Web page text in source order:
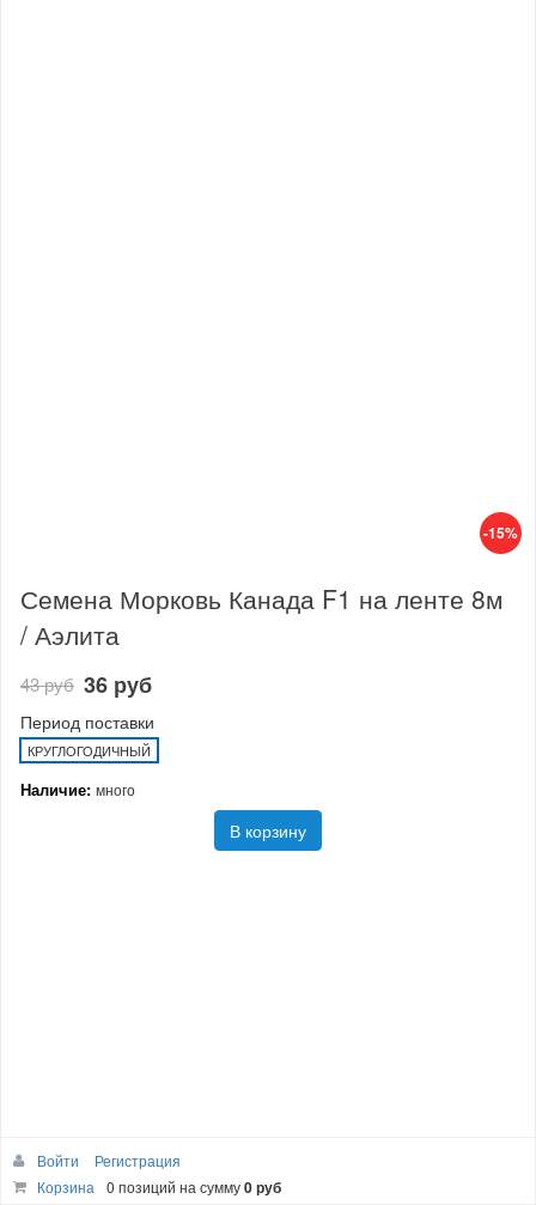
-15%
Семена Морковь Канада F1 на ленте 8м
/ Аэлита
43 руб 36 руб
Период поставки
КРУГЛОГОДИЧНЫЙ
Наличие: много
В корзину
Войти
Регистрация
Корзина
0 позиций на сумму0 руб